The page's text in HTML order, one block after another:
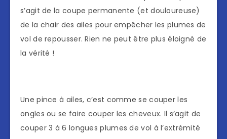
s’agit de la coupe permanente (et douloureuse)
de la chair des ailes pour empêcher les plumes de
vol de repousser. Rien ne peut être plus éloigné de
la vérité !
Une pince à ailes, c’est comme se couper les
ongles ou se faire couper les cheveux. Il s’agit de
couper 3 à 6 longues plumes de vol à l’extrémité